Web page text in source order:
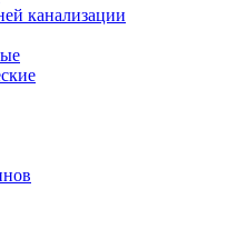
канализации